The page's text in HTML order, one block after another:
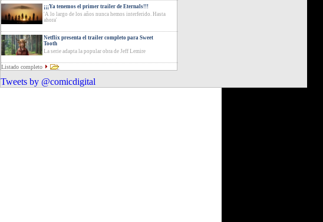
¡¡¡Ya tenemos el primer trailer de Eternals!!!
'A lo largo de los años nunca hemos interferido. Hasta
ahora'
Netflix presenta el trailer completo para Sweet
Tooth
La serie adapta la popular obra de Jeff Lemire
Listado completo
Tweets by @comicdigital